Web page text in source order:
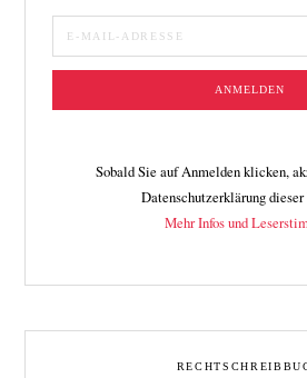
Sobald Sie auf Anmelden klicken,
Datenschutzerklärung
Mehr Infos und